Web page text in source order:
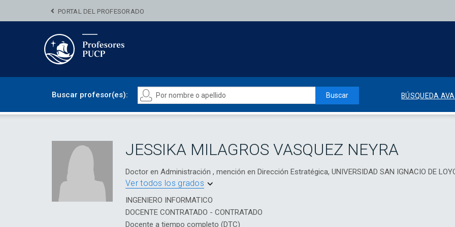
PORTAL DEL PROFESORADO
Buscar profesor(es): Buscar BÚSQUEDA
JESSIKA MILAGROS VASQUEZ NEYRA
Doctor en Administración , mención en Dirección Estratégica, UNIVERSIDAD SAN IGNACIO DE
Ver todos los grados
INGENIERO INFORMATICO
DOCENTE CONTRATADO - CONTRATADO
Docente a tiempo completo (DTC)